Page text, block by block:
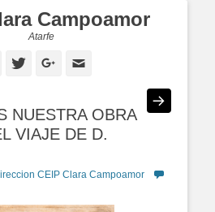
Campoamor
Atarfe
FacebookTwitterGoogleplus
NUESTRA OBRA
VIAJE DE D.
CEIP Clara Campoamor